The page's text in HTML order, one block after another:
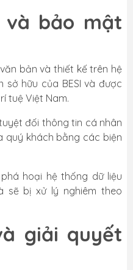
và bảo mật
bản và thiết kế trên hệ
hữu của BESI và được
tuệ Việt Nam.
đối thông tin cá nhân
quý khách bằng các biện
hoại hệ thống dữ liệu
sẽ bị xử lý nghiêm theo
giải quyết